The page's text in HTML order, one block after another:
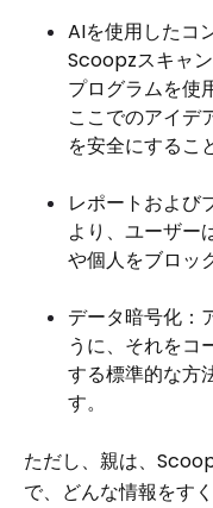
AIを使用したコ
Scoopzスキャ
プログラムを使
ここでのアイデ
を安全にするこ
レポートおよび
より、ユーザー
や個人をブロッ
データ暗号化：
うに、それをコ
する標準的な方
す。
ただし、親は、
で、どんな情報をす